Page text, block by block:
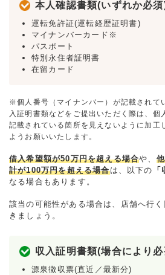
本人確認書類(いずれか必須
運転免許証(運転経歴証明書)
マイナンバーカード※
パスポート
特別永住者証明書
在留カード
※個人番号（マイナンバー）が記載されて
入証明書類などをご提出いただく際は、個
記載されている箇所を見えないように加工
ようお願いいたします。
借入希望額が50万円を超える場合や、
計が100万円を超える場合は、以下の
なる場合もあります。
該当の可能性がある場合は、店舗へ行
きましょう。
収入証明書類(場合により
源泉徴収票(直近／最新分)